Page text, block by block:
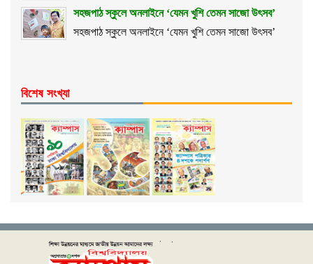
সহজপাঠ স্কুলে অনলাইনে ‘যেমন খুশি তেমন সাজো উৎসব’
সহজপাঠ স্কুলে অনলাইনে ‘যেমন খুশি তেমন সাজো উৎসব’
বিশেষ সংখ্যা